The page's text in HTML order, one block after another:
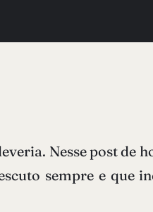
Nesse post de
sempre e que